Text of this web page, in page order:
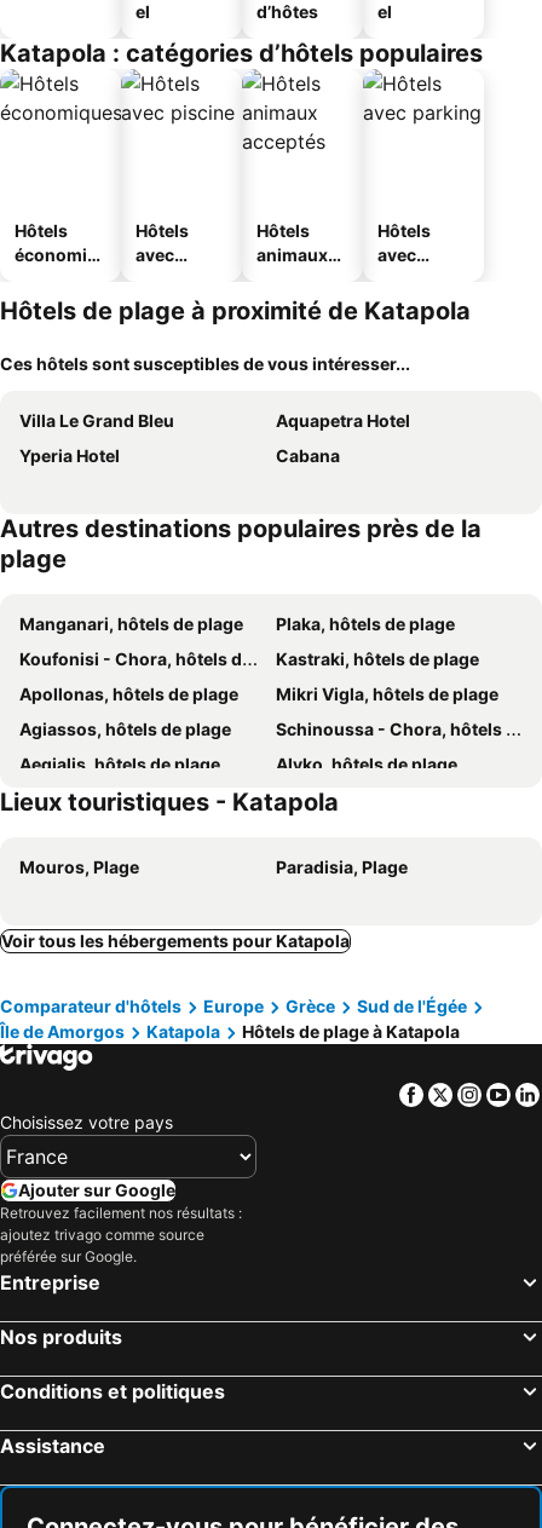
el
d’hôtes
el
Katapola : catégories d’hôtels populaires
Hôtels
économiq
Hôtels
avec
Hôtels
animaux
Hôtels
avec
Hôtels de plage à proximité de Katapola
Ces hôtels sont susceptibles de vous intéresser...
Villa Le Grand Bleu
Aquapetra Hotel
Yperia Hotel
Cabana
Autres destinations populaires près de la
plage
Manganari, hôtels de plage
Plaka, hôtels de plage
Koufonisi - Chora, hôtels de plage
Kastraki, hôtels de plage
Apollonas, hôtels de plage
Mikri Vigla, hôtels de plage
Agiassos, hôtels de plage
Schinoussa - Chora, hôtels de plage
Aegialis, hôtels de plage
Alyko, hôtels de plage
Amorgos - Chora, hôtels de plage
Chalki, hôtels de plage
Lieux touristiques - Katapola
Mouros, Plage Paradisia, Plage
Voir tous les hébergements pour Katapola
Comparateur d'hôtels Europe Grèce
Sud de l'Égée
Île de Amorgos
Katapola Hôtels de plage à Katapola
Facebook
Twitter
Choisissez votre pays
Ajouter sur Google
Retrouvez facilement nos résultats :
ajoutez trivago comme source
préférée sur Google.
Entreprise
Nos produits
Conditions et politiques
Assistance